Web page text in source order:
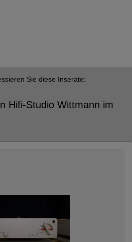
Sie diese Inserate:
Hifi-Studio Wittmann im